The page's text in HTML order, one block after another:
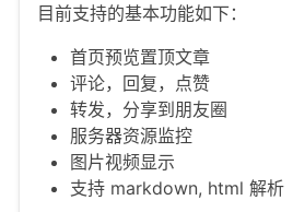
目前支持的基本功能如下：
首页预览置顶文章
评论，回复，点赞
转发，分享到朋友圈
服务器资源监控
图片视频显示
支持 markdown, html 解析